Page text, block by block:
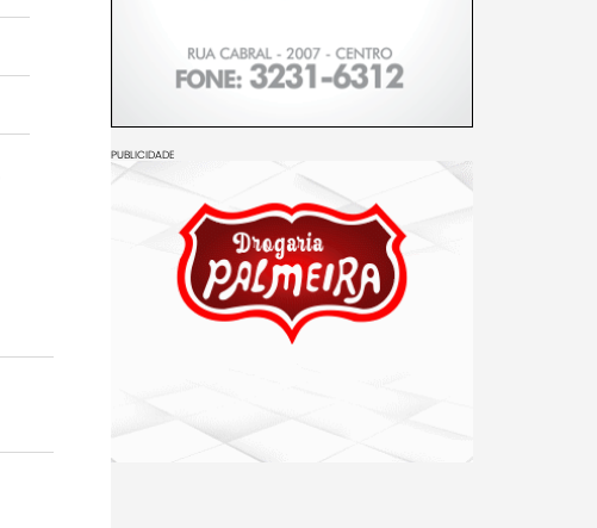
PUBLICIDADE